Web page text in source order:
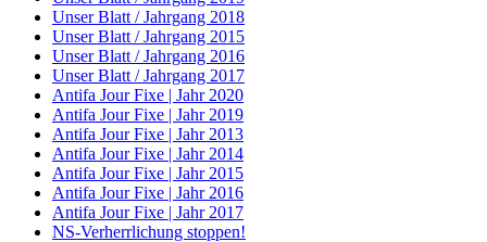
Unser Blatt / Jahrgang 2018
Unser Blatt / Jahrgang 2015
Unser Blatt / Jahrgang 2016
Unser Blatt / Jahrgang 2017
Antifa Jour Fixe | Jahr 2020
Antifa Jour Fixe | Jahr 2019
Antifa Jour Fixe | Jahr 2013
Antifa Jour Fixe | Jahr 2014
Antifa Jour Fixe | Jahr 2015
Antifa Jour Fixe | Jahr 2016
Antifa Jour Fixe | Jahr 2017
NS-Verherrlichung stoppen!